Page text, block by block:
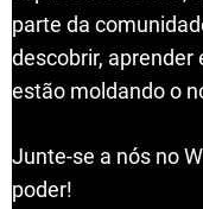
parte da
descobrir, aprender
estão moldando o
Junte-se a nós no
poder!